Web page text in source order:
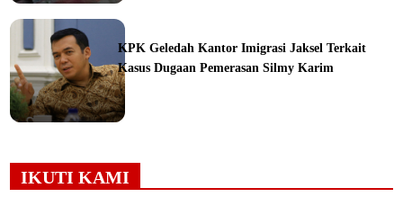
KPK Geledah Kantor Imigrasi Jaksel Terkait
Kasus Dugaan Pemerasan Silmy Karim
IKUTI KAMI